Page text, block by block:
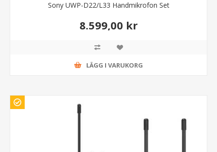
Sony UWP-D22/L33 Handmikrofon Set
8.599,00 kr
LÄGG I VARUKORG